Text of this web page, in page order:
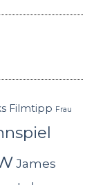
Filmtipp Frau
James